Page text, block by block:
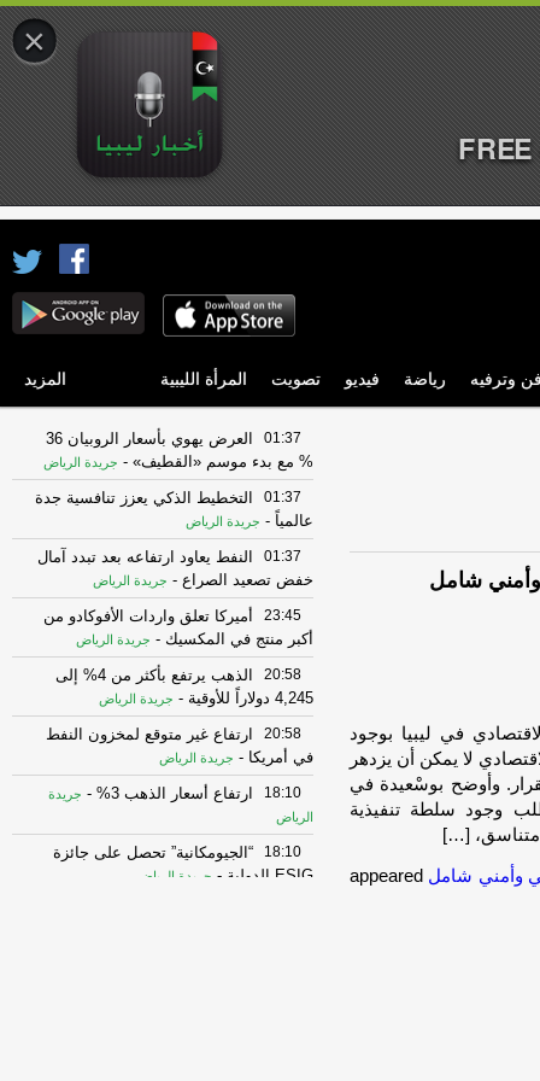
وترفيه رياضة فيديو تصويت المرأة الليبية المزيد
شامل
في ليبيا بوجود
لا يمكن أن يزدهر
وأوضح بوسْعيدة في
وجود سلطة تنفيذية
متناسق، […]
وأمني شامل appeared
01:37
العرض يهوي بأسعار الروبيان 36
% مع بدء موسم «القطيف» - جريدة الرياض
01:37
التخطيط الذكي يعزز تنافسية جدة
عالمياً - جريدة الرياض
01:37
النفط يعاود ارتفاعه بعد تبدد آمال
خفض تصعيد الصراع - جريدة الرياض
23:45
أميركا تعلق واردات الأفوكادو من
أكبر منتج في المكسيك - جريدة الرياض
20:58
الذهب يرتفع بأكثر من 4% إلى
4,245 دولاراً للأوقية
- جريدة الرياض
20:58
ارتفاع غير متوقع لمخزون النفط
في أمريكا - جريدة الرياض
18:10 ارتفاع أسعار الذهب 3% - جريدة
الرياض
18:10
“الجيومكانية” تحصل على جائزة
ESIG الدولية
- جريدة الرياض
×